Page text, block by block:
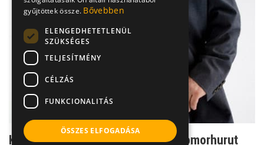
Kínzó gyomorrontás - a heveny gyomorhurut
gyűjtöttek össze. Bővebben
ELENGEDHETETLENÜL
SZÜKSÉGES
TELJESÍTMÉNY
CÉLZÁS
FUNKCIONALITÁS
ÖSSZES ELFOGADÁSA